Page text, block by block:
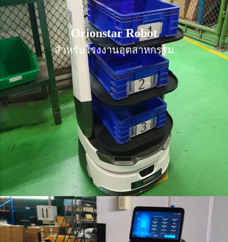
Orionstar Robot
สำหรับโรงงานอุตสาหกรรม
Orionstar Robot
สำหรับโรงงานอุตสาหกรรม